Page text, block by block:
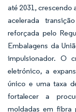
até 2031, crescendo
acelerada
reforçada pelo
Embalagens da
impulsionador. O
eletrónico, a
único e uma taxa
fortalecer a
moldadas em fibra